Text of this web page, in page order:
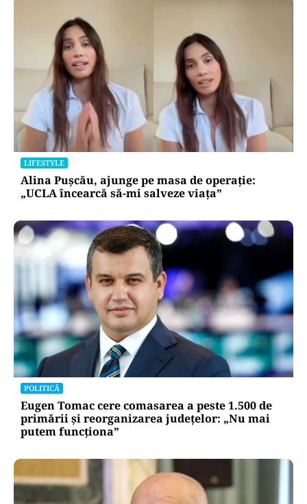
LIFESTYLE
Alina Pușcău, ajunge pe masa de operație:
„UCLA încearcă să-mi salveze viața”
POLITICĂ
Eugen Tomac cere comasarea a peste 1.500 de
primării și reorganizarea județelor: „Nu mai
putem funcționa”